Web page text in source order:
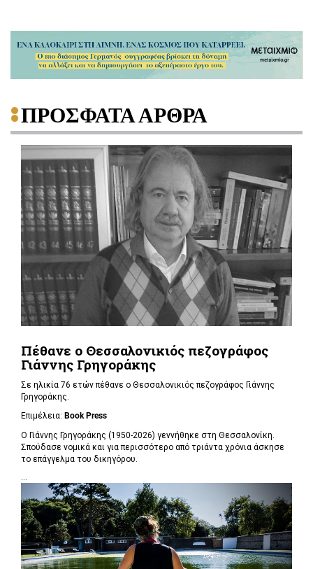
ΠΡΟΣΦΑΤΑ ΑΡΘΡΑ
Πέθανε ο Θεσσαλονικιός πεζογράφος
Γιάννης Γρηγοράκης
Σε ηλικία 76 ετών πέθανε ο Θεσσαλονικιός πεζογράφος Γιάννης
Γρηγοράκης.
Επιμέλεια: Book Press
Ο Γιάννης Γρηγοράκης (1950-2026) γεννήθηκε στη Θεσσαλονίκη.
Σπούδασε νομικά και για περισσότερο από τριάντα χρόνια άσκησε
το επάγγελμα του δικηγόρου.
...